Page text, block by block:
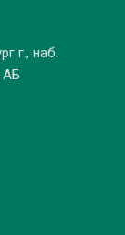
г., наб.
АБ